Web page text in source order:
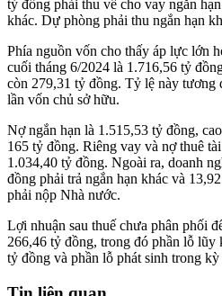
tỷ đồng phải thu về cho vay ngắn
khác. Dự phòng phải thu ngắn hạn
Phía nguồn vốn cho thấy áp lực lớn
cuối tháng 6/2024 là 1.716,56 tỷ
còn 279,31 tỷ đồng. Tỷ lệ này tương
lần vốn chủ sở hữu.
Nợ ngắn hạn là 1.515,53 tỷ đồng,
165 tỷ đồng. Riêng vay và nợ thuê
1.034,40 tỷ đồng. Ngoài ra, doanh
đồng phải trả ngắn hạn khác và
phải nộp Nhà nước.
Lợi nhuận sau thuế chưa phân phối
266,46 tỷ đồng, trong đó phần lỗ lũy
tỷ đồng và phần lỗ phát sinh trong